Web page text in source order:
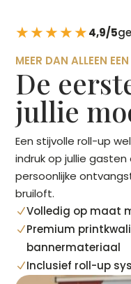
★★★★★4,9/5
MEER DAN ALLEEN
De
jullie
Een stijvolle roll-up
indruk op jullie
persoonlijke
bruiloft.
NVolledig op maat
NPremium
bannermateriaal
NInclusief roll-up